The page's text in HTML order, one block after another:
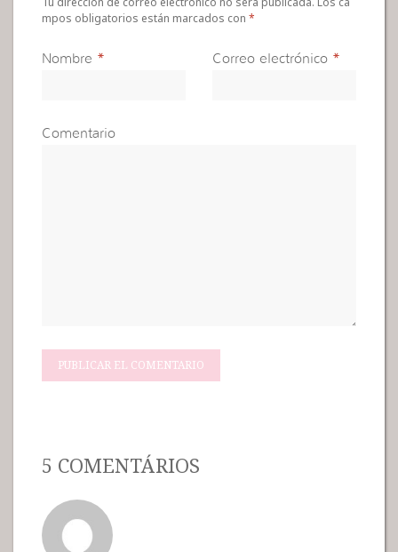
mpos obligatorios están marcados con*
Nombre * Correo electrónico *
Comentario
5 COMENTÁRIOS